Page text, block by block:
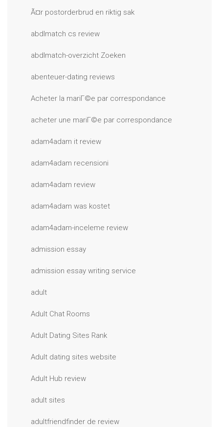
Ã¤r postorderbrud en riktig sak
abdlmatch cs review
abdlmatch-overzicht Zoeken
abenteuer-dating reviews
Acheter la mariГ©e par correspondance
acheter une mariГ©e par correspondance
adam4adam it review
adam4adam recensioni
adam4adam review
adam4adam was kostet
adam4adam-inceleme review
admission essay
admission essay writing service
adult
Adult Chat Rooms
Adult Dating Sites Rank
Adult dating sites website
Adult Hub review
adult sites
adultfriendfinder de review